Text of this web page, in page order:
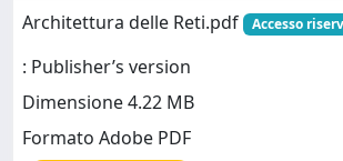
Architettura delle Reti.pdf
Accesso
: Publisher’s version
Dimensione 4.22 MB
Formato Adobe PDF